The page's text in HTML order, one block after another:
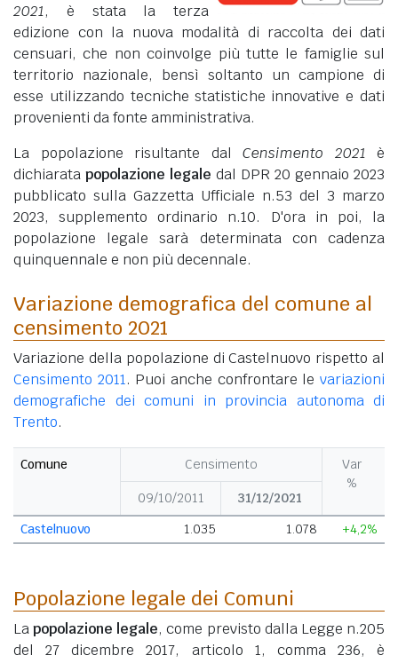
2021, è stata la terza
edizione con la nuova modalità di raccolta dei dati
censuari, che non coinvolge più tutte le famiglie sul
territorio nazionale, bensì soltanto un campione di
esse utilizzando tecniche statistiche innovative e dati
provenienti da fonte amministrativa.
La popolazione risultante dal Censimento 2021 è
dichiarata popolazione legale dal DPR 20 gennaio 2023
pubblicato sulla Gazzetta Ufficiale n.53 del 3 marzo
2023, supplemento ordinario n.10. D'ora in poi, la
popolazione legale sarà determinata con cadenza
quinquennale e non più decennale.
Variazione demografica del comune al
censimento 2021
Variazione della popolazione di Castelnuovo rispetto al
Censimento 2011. Puoi anche confrontare levariazioni
demografiche dei comuni in provincia autonoma di
Trento.
Comune Censimento
Var
%
09/10/2011
31/12/2021
Castelnuovo
1.035 1.078 +4,2%
Popolazione legale dei Comuni
Lapopolazione legale, come previsto dalla Legge n.205
del 27 dicembre 2017, articolo 1, comma 236, è